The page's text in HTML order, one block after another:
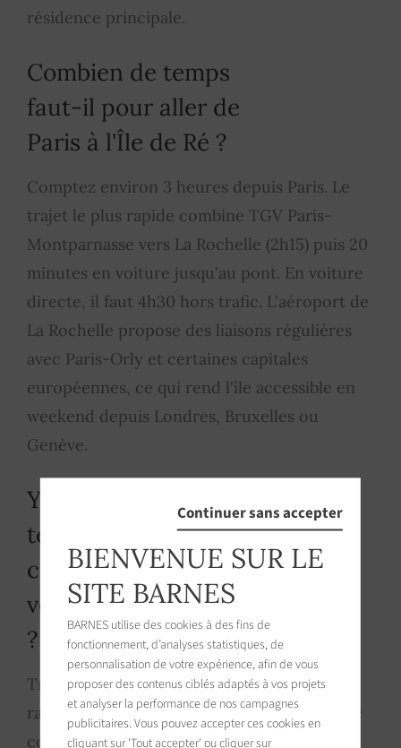
résidence principale.
Combien de temps
faut-il pour aller de
Paris à l'Île de Ré ?
Comptez environ 3 heures depuis Paris. Le
trajet le plus rapide combine TGV Paris-
Montparnasse vers La Rochelle (2h15) puis 20
minutes en voiture jusqu'au pont. En voiture
directe, il faut 4h30 hors trafic. L'aéroport de
La Rochelle propose des liaisons régulières
avec Paris-Orly et certaines capitales
européennes, ce qui rend l'île accessible en
weekend depuis Londres, Bruxelles ou
Genève.
Y a-t-il encore des
terrains
constructibles à
vendre sur l'Île de Ré
?
Très rarement, et leur prix reflète cette
rareté. Le Plan Local d'Urbanisme de chaque
commune limite strictement les zones
Continuer sans accepter
BIENVENUE SUR LE
SITE BARNES
BARNES utilise des cookies à des fins de
fonctionnement, d’analyses statistiques, de
personnalisation de votre expérience, afin de vous
proposer des contenus ciblés adaptés à vos projets
et analyser la performance de nos campagnes
publicitaires. Vous pouvez accepter ces cookies en
cliquant sur 'Tout accepter' ou cliquer sur